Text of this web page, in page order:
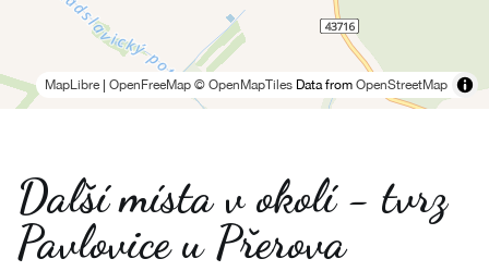
MapLibre OpenFreeMap © OpenMapTiles Data from OpenStreetMap
Další místa v okolí - tvrz
Pavlovice u Přerova